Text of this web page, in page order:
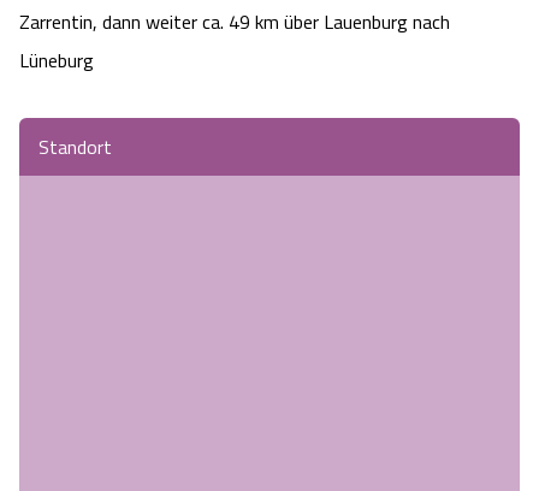
Zarrentin, dann weiter ca. 49 km über Lauenburg nach
Lüneburg
Standort